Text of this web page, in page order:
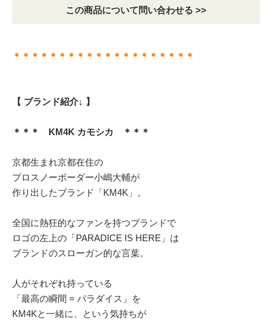
この商品について問い合わせる >>
＊＊＊＊＊＊＊＊＊＊＊＊＊＊＊＊＊＊＊＊
【 ブランド紹介↓ 】
＊＊＊ KM4K カモシカ ＊＊＊
京都生まれ京都在住の
プロスノーボーダー小嶋大輔が
作り出したブランド「KM4K」。
全国に熱狂的なファンを持つブランドで
ロゴの左上の「PARADICE IS HERE」は
ブランドのスローガン的な言葉。
人がそれぞれ持っている
「最高の瞬間 = パラダイス」を
KM4Kと一緒に、という気持ちが